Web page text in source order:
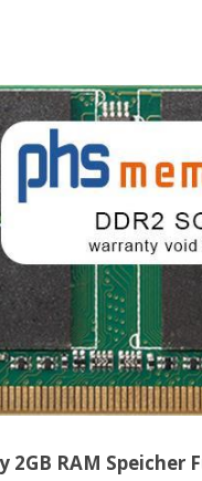
2GB RAM Speicher